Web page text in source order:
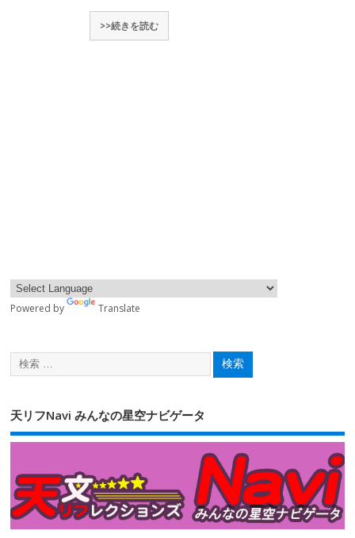
>>続きを読む
Powered by Translate
天リフNavi みんなの星空ナビゲータ